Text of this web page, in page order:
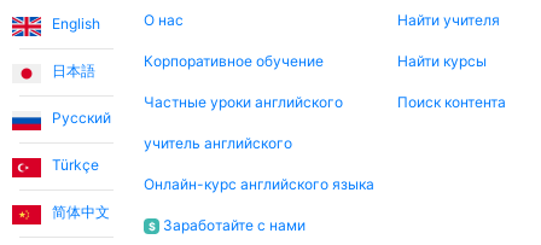
English
日本語
Русский
Türkçe
简体中文
О нас
Корпоративное обучение
Частные уроки английского
учитель английского
Онлайн-курс английского языка
$ Заработайте с нами
Найти учителя
Найти курсы
Поиск контента